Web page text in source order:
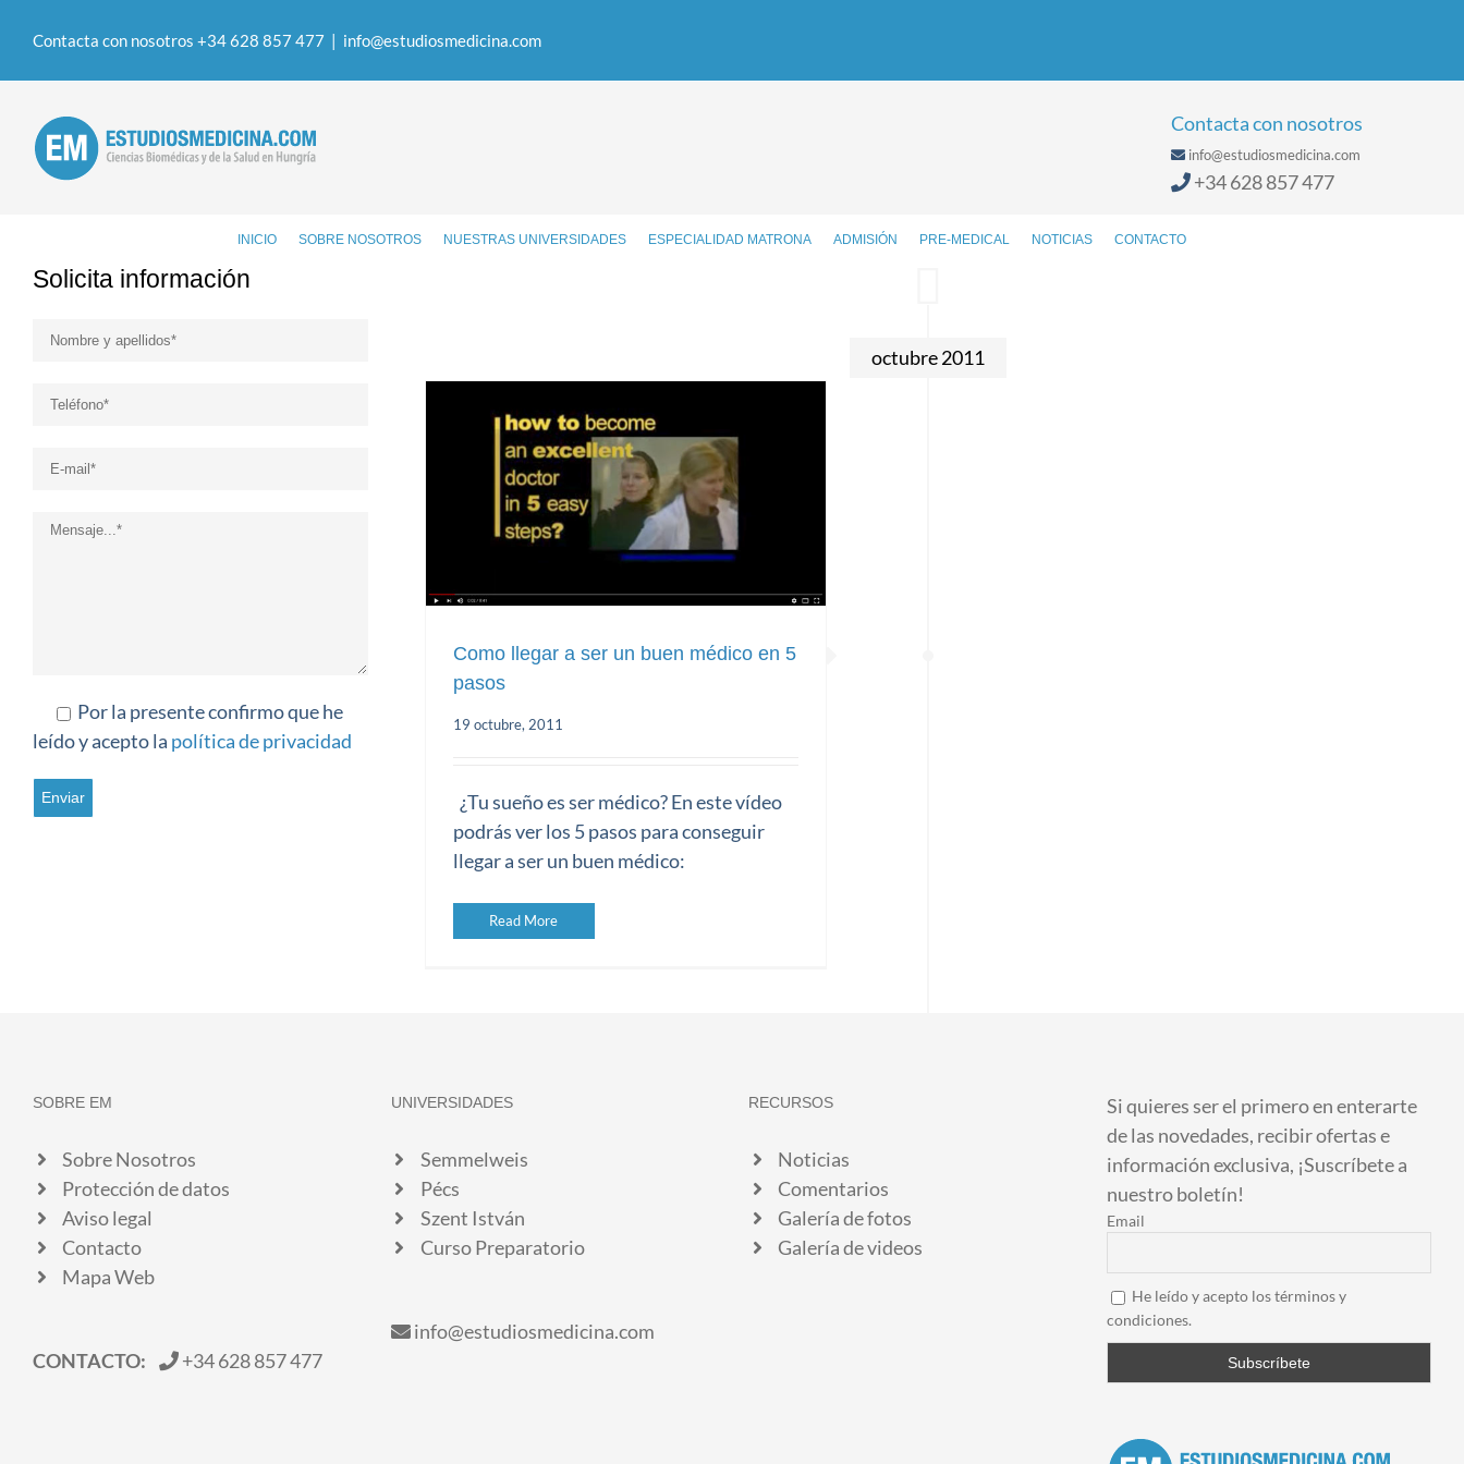
Contacta con nosotros +34 628 857 477 | info@estudiosmedicina.com
Contacta con nosotros
info@estudiosmedicina.com
+34 628 857 477
INICIO SOBRE NOSOTROS NUESTRAS UNIVERSIDADES ESPECIALIDAD MATRONA ADMISIÓN PRE-MEDICAL NOTICIAS CONTACTO
Solicita información
Por la presente confirmo que he
leído y acepto la política de privacidad
octubre 2011
Como llegar a ser un buen médico en
Como llegar a ser un buen médico en 5
pasos
19 octubre, 2011
¿Tu sueño es ser médico? En este vídeo
podrás ver los 5 pasos para conseguir
llegar a ser un buen médico:
Read More
SOBRE EM
Sobre Nosotros
Protección de datos
Aviso legal
Contacto
Mapa Web
CONTACTO: +34 628 857 477
UNIVERSIDADES
Semmelweis
Pécs
Szent István
Curso Preparatorio
info@estudiosmedicina.com
RECURSOS
Noticias
Comentarios
Galería de fotos
Galería de videos
Si quieres ser el primero en enterarte
de las novedades, recibir ofertas e
información exclusiva, ¡Suscríbete a
nuestro boletín!
Email
He leído y acepto los términos y
condiciones.